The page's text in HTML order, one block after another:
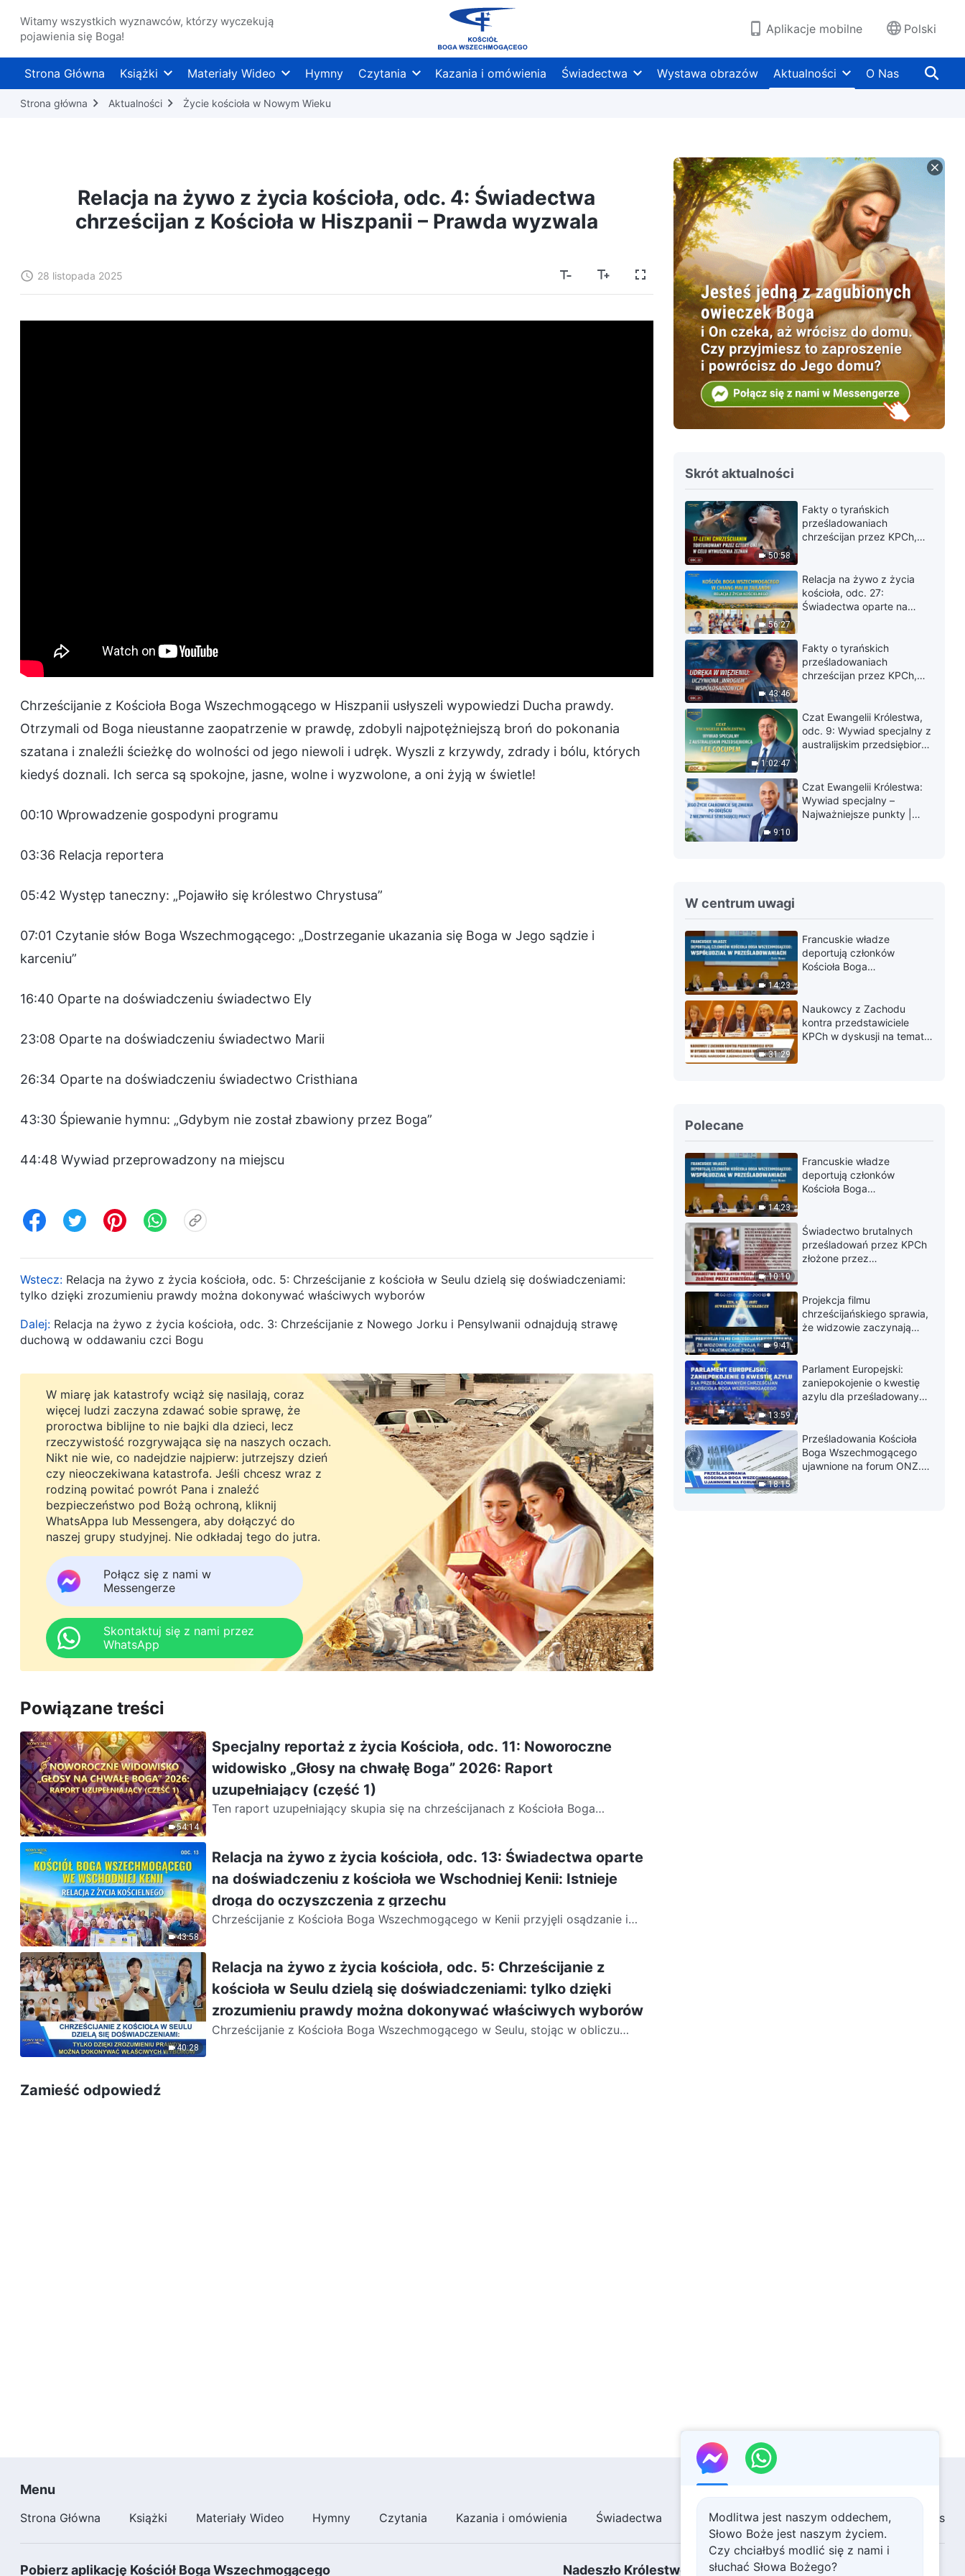
Witamy wszystkich wyznawców, którzy wyczekują
pojawienia się Boga!
Aplikacje mobilne Polski
Strona Główna Książki Materiały Wideo Hymny Czytania Kazania i omówienia Świadectwa Wystawa obrazów Aktualności O Nas
Strona główna Aktualności Życie kościoła w Nowym Wieku
Relacja na żywo z życia kościoła, odc. 4: Świadectwa
chrześcijan z Kościoła w Hiszpanii – Prawda wyzwala
28 listopada 2025
Chrześcijanie z Kościoła Boga Wszechmogącego w Hiszpanii usłyszeli wypowiedzi Ducha prawdy.
Otrzymali od Boga nieustanne zaopatrzenie w prawdę, zdobyli najpotężniejszą broń do pokonania
szatana i znaleźli ścieżkę do wolności od jego niewoli i udręk. Wyszli z krzywdy, zdrady i bólu, których
kiedyś doznali. Ich serca są spokojne, jasne, wolne i wyzwolone, a oni żyją w świetle!
00:10 Wprowadzenie gospodyni programu
03:36 Relacja reportera
05:42 Występ taneczny: „Pojawiło się królestwo Chrystusa”
07:01 Czytanie słów Boga Wszechmogącego: „Dostrzeganie ukazania się Boga w Jego sądzie i
karceniu”
16:40 Oparte na doświadczeniu świadectwo Ely
23:08 Oparte na doświadczeniu świadectwo Marii
26:34 Oparte na doświadczeniu świadectwo Cristhiana
43:30 Śpiewanie hymnu: „Gdybym nie został zbawiony przez Boga”
44:48 Wywiad przeprowadzony na miejscu
Wstecz: Relacja na żywo z życia kościoła, odc. 5: Chrześcijanie z kościoła w Seulu dzielą się doświadczeniami:
tylko dzięki zrozumieniu prawdy można dokonywać właściwych wyborów
Dalej: Relacja na żywo z życia kościoła, odc. 3: Chrześcijanie z Nowego Jorku i Pensylwanii odnajdują strawę
duchową w oddawaniu czci Bogu
W miarę jak katastrofy wciąż się nasilają, coraz
więcej ludzi zaczyna zdawać sobie sprawę, że
proroctwa biblijne to nie bajki dla dzieci, lecz
rzeczywistość rozgrywająca się na naszych oczach.
Nikt nie wie, co nadejdzie najpierw: jutrzejszy dzień
czy nieoczekiwana katastrofa. Jeśli chcesz wraz z
rodziną powitać powrót Pana i znaleźć
bezpieczeństwo pod Bożą ochroną, kliknij
WhatsAppa lub Messengera, aby dołączyć do
naszej grupy studyjnej. Nie odkładaj tego do jutra.
Połącz się z nami w
Messengerze
Skontaktuj się z nami przez
WhatsApp
Powiązane treści
54:14
Specjalny reportaż z życia Kościoła, odc. 11: Noworoczne
widowisko „Głosy na chwałę Boga” 2026: Raport
uzupełniający (część 1)
Ten raport uzupełniający skupia się na chrześcijanach z Kościoła Boga
43:58
Relacja na żywo z życia kościoła, odc. 13: Świadectwa oparte
na doświadczeniu z kościoła we Wschodniej Kenii: Istnieje
droga do oczyszczenia z grzechu
Chrześcijanie z Kościoła Boga Wszechmogącego w Kenii przyjęli osądzanie i
40:28
Relacja na żywo z życia kościoła, odc. 5: Chrześcijanie z
kościoła w Seulu dzielą się doświadczeniami: tylko dzięki
zrozumieniu prawdy można dokonywać właściwych wyborów
Chrześcijanie z Kościoła Boga Wszechmogącego w Seulu, stojąc w obliczu
Zamieść odpowiedź
Skrót aktualności
50:58
Fakty o tyrańskich
prześladowaniach
chrześcijan przez KPCh,
przez cztery dni w celu
wymuszenia zeznań
56:27
Relacja na żywo z życia
kościoła, odc. 27:
Świadectwa oparte na
Chiang Mai w Tajlandii:
Doświadczanie sądu jest
niezwykle cenne
43:46
Fakty o tyrańskich
prześladowaniach
chrześcijan przez KPCh,
„wrogiem”
współosadzonych
1:02:47
Czat Ewangelii Królestwa,
odc. 9: Wywiad specjalny z
australijskim przedsiębiorcą
9:10
Czat Ewangelii Królestwa:
Wywiad specjalny –
Najważniejsze punkty |
W centrum uwagi
14:23
Francuskie władze
deportują członków
Kościoła Boga
prześladowaniach – Eric
Roux
31:29
Naukowcy z Zachodu
kontra przedstawiciele
KPCh w dyskusji na temat
Polecane
14:23
Francuskie władze
deportują członków
Kościoła Boga
prześladowaniach – Eric
Roux
10:10
Świadectwo brutalnych
prześladowań przez KPCh
złożone przez
9:41
Projekcja filmu
chrześcijańskiego sprawia,
że widzowie zaczynają
13:59
Parlament Europejski:
zaniepokojenie o kwestię
azylu dla prześladowanych
18:15
Prześladowania Kościoła
Boga Wszechmogącego
ujawnione na forum ONZ.
Menu
Strona Główna Książki Materiały Wideo Hymny Czytania Kazania i omówienia Świadectwa Wystawa obrazów Aktualności O Nas
Pobierz aplikację Kościół Boga Wszechmogącego Nadeszło Królestwo Boże!
Modlitwa jest naszym oddechem,
Słowo Boże jest naszym życiem.
Czy chciałbyś modlić się z nami i
słuchać Słowa Bożego?